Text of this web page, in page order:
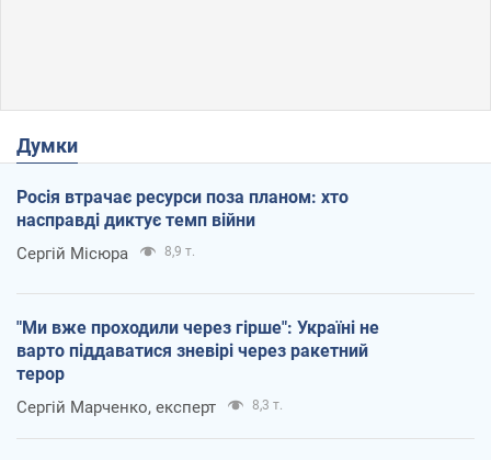
Думки
Росія втрачає ресурси поза планом: хто
насправді диктує темп війни
Сергій Місюра 8,9 т.
"Ми вже проходили через гірше": Україні не
варто піддаватися зневірі через ракетний
терор
Сергій Марченко, експерт 8,3 т.